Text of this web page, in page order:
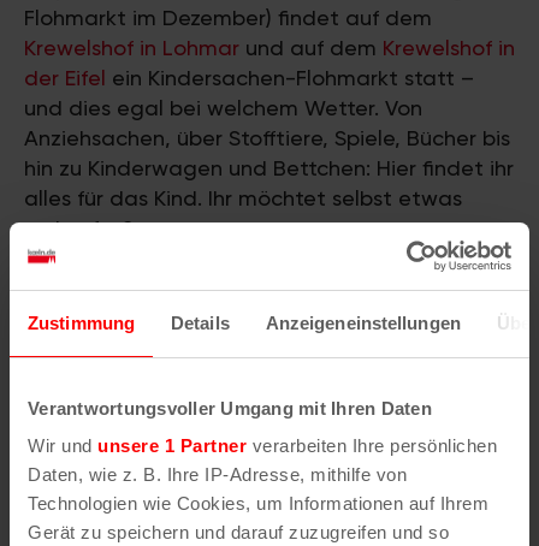
Zustimmung Details Anzeigeneinstellungen
Verantwortungsvoller Umgang mit Ihren Daten
Wir und unsere 1 Partner verarbeiten Ihre persönlichen
Daten, wie z. B. Ihre IP-Adresse, mithilfe von
Technologien wie Cookies, um Informationen auf Ihrem
Gerät zu speichern und darauf zuzugreifen und so
Flohmarkt im Dezember) findet auf dem
Krewelshof in Lohmar und auf dem Krewelshof in
der Eifel ein Kindersachen-Flohmarkt statt –
und dies egal bei welchem Wetter. Von
Anziehsachen, über Stofftiere, Spiele, Bücher bis
hin zu Kinderwagen und Bettchen: Hier findet ihr
alles für das Kind. Ihr möchtet selbst etwas
verkaufen?
Kostenlos
Krewelshof 1
53797 Lohmar
(02256) 7156